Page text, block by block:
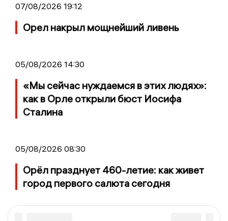
07/08/2026 19:12
Орел накрыл мощнейший ливень
05/08/2026 14:30
«Мы сейчас нуждаемся в этих людях»:
как в Орле открыли бюст Иосифа
Сталина
05/08/2026 08:30
Орёл празднует 460-летие: как живет
город первого салюта сегодня